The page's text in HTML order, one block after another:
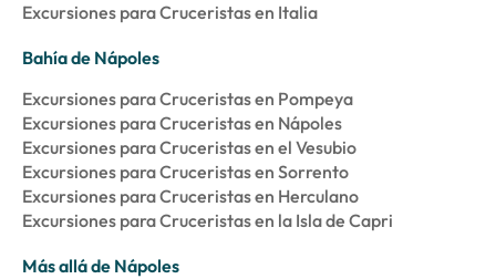
Excursiones para Cruceristas en Italia
Bahía de Nápoles
Excursiones para Cruceristas en Pompeya
Excursiones para Cruceristas en Nápoles
Excursiones para Cruceristas en el Vesubio
Excursiones para Cruceristas en Sorrento
Excursiones para Cruceristas en Herculano
Excursiones para Cruceristas en la Isla de Capri
Más allá de Nápoles